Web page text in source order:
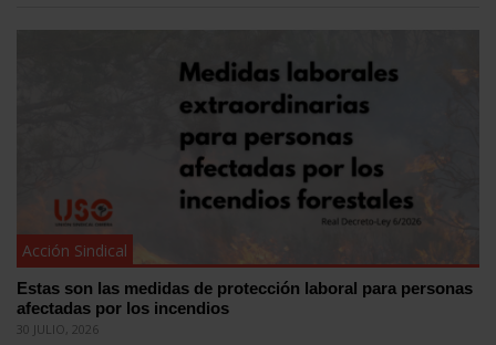
Acción Sindical
Estas son las medidas de protección laboral para personas
afectadas por los incendios
30 JULIO, 2026